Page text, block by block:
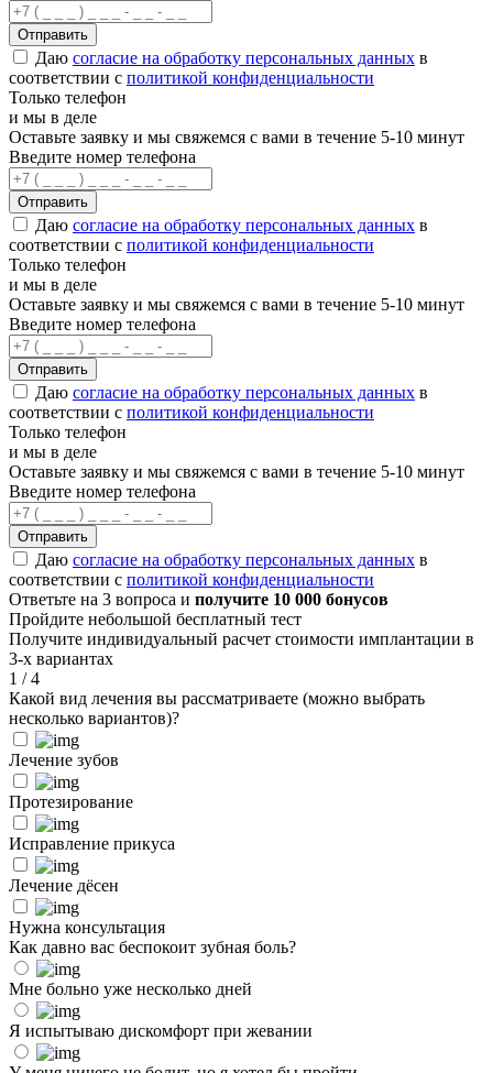
Отправить
Даю согласие на обработку персональных данных в
соответствии с политикой конфиденциальности
Только телефон
и мы в деле
Оставьте заявку и мы свяжемся с вами в течение 5-10 минут
Введите номер телефона
Отправить
Даю согласие на обработку персональных данных в
соответствии с политикой конфиденциальности
Только телефон
и мы в деле
Оставьте заявку и мы свяжемся с вами в течение 5-10 минут
Введите номер телефона
Отправить
Даю согласие на обработку персональных данных в
соответствии с политикой конфиденциальности
Только телефон
и мы в деле
Оставьте заявку и мы свяжемся с вами в течение 5-10 минут
Введите номер телефона
Отправить
Даю согласие на обработку персональных данных в
соответствии с политикой конфиденциальности
Ответьте на 3 вопроса и получите 10 000 бонусов
Пройдите небольшой бесплатный тест
Получите индивидуальный расчет стоимости имплантации в
3-х вариантах
1 / 4
Какой вид лечения вы рассматриваете (можно выбрать
несколько вариантов)?
Лечение зубов
Протезирование
Исправление прикуса
Лечение дёсен
Нужна консультация
Как давно вас беспокоит зубная боль?
Мне больно уже несколько дней
Я испытываю дискомфорт при жевании